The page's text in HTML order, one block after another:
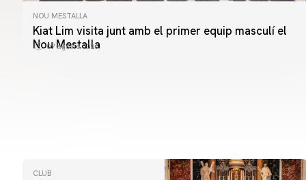
NOU MESTALLA
Kiat Lim visita junt amb el primer equip masculí el
Nou Mestalla
07 agosto 2026
CLUB